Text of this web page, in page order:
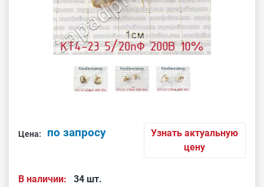
Цена: по запросу
Узнать актуальную
цену
В наличии:
34 шт.